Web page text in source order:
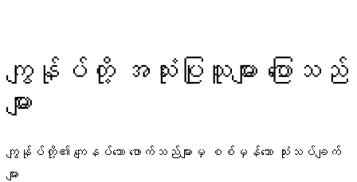
ကျွန်ုပ်တို့ အသုံးပြုသူများ ပြောသည်
များ
ကျွန်ုပ်တို့၏ ကျေနပ်သော ဖောက်သည်များမှ စစ်မှန်သော သုံးသပ်ချက်
များ